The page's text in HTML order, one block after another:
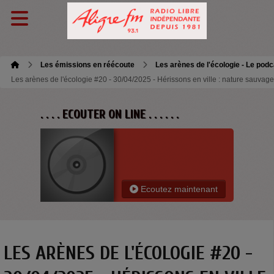
Les émissions en réécoute
Les arènes de l'écologie - Le
Les arènes de l'écologie #20 - 30/04/2025 - Hérissons en ville : nature
. . . . ECOUTER ON LINE . . . . . .
Ecoutez maintenant
LES ARÈNES DE L'ÉCOLOGIE #20 -